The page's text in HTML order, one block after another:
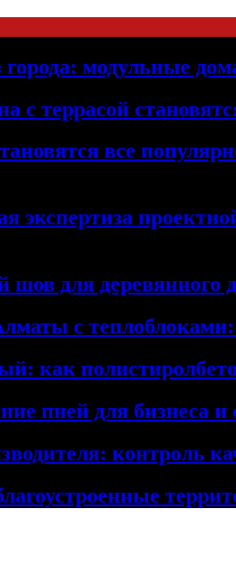
города: модульные
с террасой
все
экспертиза
для деревянного
с
как
пней для бизнеса
контроль